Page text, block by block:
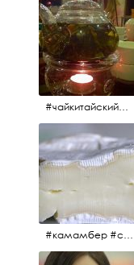
#чайкитайский#чай#tea#teachinese @chinacook.ru
#камамбер #сыр #camambert